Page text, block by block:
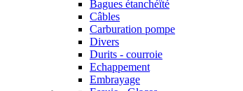
Bagues étanchéïté
Câbles
Carburation pompe
Divers
Durits - courroie
Echappement
Embrayage